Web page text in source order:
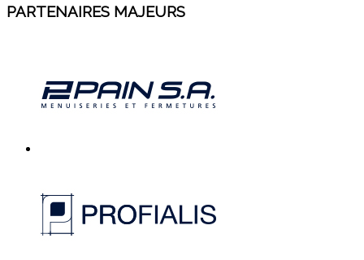
PARTENAIRES MAJEURS